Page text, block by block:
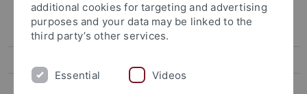
Grundlagen der Web-Entwicklung
JavaScript: Dynamische Websites
additional cookies for targeting and advertising
purposes and your data may be linked to the
third party’s other services.
Essential Videos